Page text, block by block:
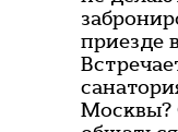
приезде
Москвы?